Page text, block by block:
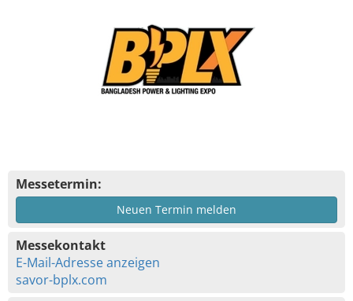
Messetermin:
Neuen Termin melden
Messekontakt
E-Mail-Adresse anzeigen
savor-bplx.com